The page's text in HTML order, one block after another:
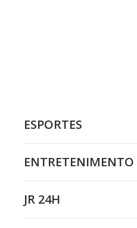
ESPORTES
ENTRETENIMENTO
JR 24H